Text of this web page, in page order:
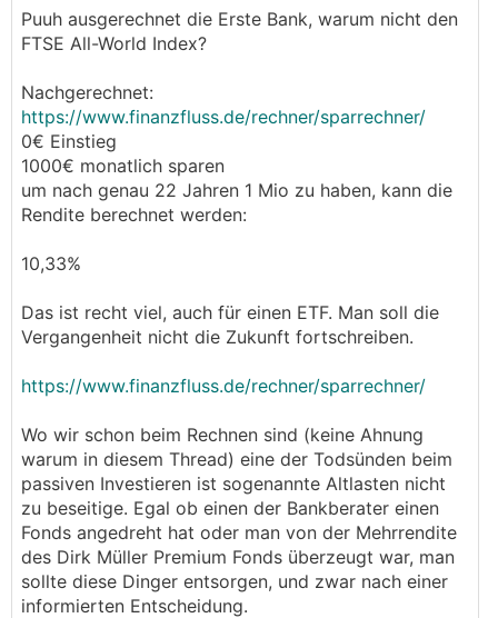
Puuh ausgerechnet die Erste Bank, warum nicht den
FTSE All-World Index?
Nachgerechnet:
https://www.finanzfluss.de/rechner/sparrechner/
0€ Einstieg
1000€ monatlich sparen
um nach genau 22 Jahren 1 Mio zu haben, kann die
Rendite berechnet werden:
10,33%
Das ist recht viel, auch für einen ETF. Man soll die
Vergangenheit nicht die Zukunft fortschreiben.
https://www.finanzfluss.de/rechner/sparrechner/
Wo wir schon beim Rechnen sind (keine Ahnung
warum in diesem Thread) eine der Todsünden beim
passiven Investieren ist sogenannte Altlasten nicht
zu beseitige. Egal ob einen der Bankberater einen
Fonds angedreht hat oder man von der Mehrrendite
des Dirk Müller Premium Fonds überzeugt war, man
sollte diese Dinger entsorgen, und zwar nach einer
informierten Entscheidung.